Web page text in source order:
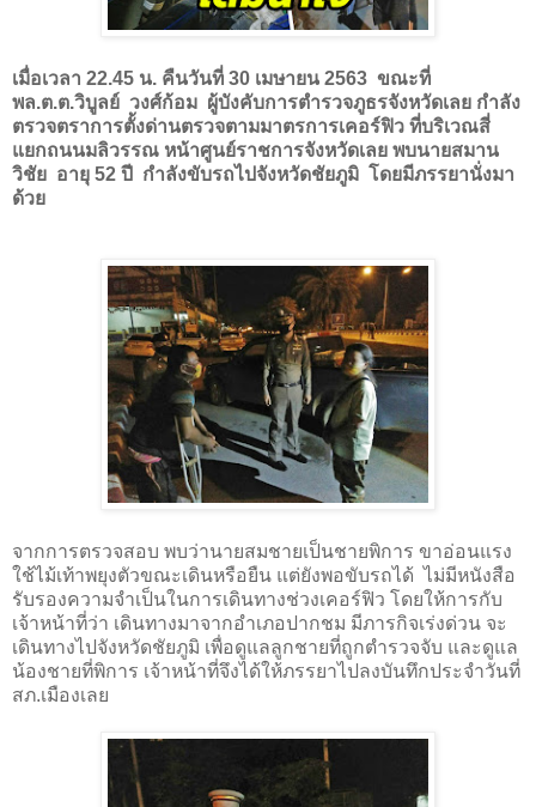
เมื่อเวลา 22.45 น. คืนวันที่ 30 เมษายน 2563 ขณะที่
พล.ต.ต.วิบูลย์ วงศ์ก้อม ผู้บังคับการตำรวจภูธรจังหวัดเลย กำลัง
ตรวจตราการตั้งด่านตรวจตามมาตรการเคอร์ฟิว ที่บริเวณสี่
แยกถนนมลิวรรณ หน้าศูนย์ราชการจังหวัดเลย พบนายสมาน
วิชัย อายุ 52 ปี กำลังขับรถไปจังหวัดชัยภูมิ โดยมีภรรยานั่งมา
ด้วย
จากการตรวจสอบ พบว่านายสมชายเป็นชายพิการ ขาอ่อนแรง
ใช้ไม้เท้าพยุงตัวขณะเดินหรือยืน แต่ยังพอขับรถได้ ไม่มีหนังสือ
รับรองความจำเป็นในการเดินทางช่วงเคอร์ฟิว โดยให้การกับ
เจ้าหน้าที่ว่า เดินทางมาจากอำเภอปากชม มีภารกิจเร่งด่วน จะ
เดินทางไปจังหวัดชัยภูมิ เพื่อดูแลลูกชายที่ถูกตำรวจจับ และดูแล
น้องชายที่พิการ เจ้าหน้าที่จึงได้ให้ภรรยาไปลงบันทึกประจำวันที่
สภ.เมืองเลย